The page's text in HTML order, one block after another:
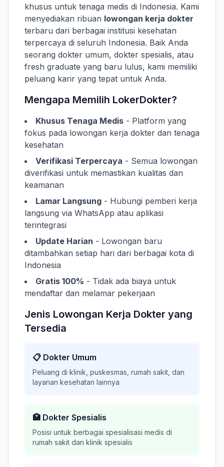
khusus untuk tenaga medis di Indonesia. Kami
menyediakan ribuan lowongan kerja dokter
terbaru dari berbagai institusi kesehatan
terpercaya di seluruh Indonesia. Baik Anda
seorang dokter umum, dokter spesialis, atau
fresh graduate yang baru lulus, kami memiliki
peluang karir yang tepat untuk Anda.
Mengapa Memilih LokerDokter?
Khusus Tenaga Medis - Platform yang
fokus pada lowongan kerja dokter dan tenaga
kesehatan
Verifikasi Terpercaya - Semua lowongan
diverifikasi untuk memastikan kualitas dan
keamanan
Lamar Langsung - Hubungi pemberi kerja
langsung via WhatsApp atau aplikasi
terintegrasi
Update Harian - Lowongan baru
ditambahkan setiap hari dari berbagai kota di
Indonesia
Gratis 100% - Tidak ada biaya untuk
mendaftar dan melamar pekerjaan
Jenis Lowongan Kerja Dokter yang
Tersedia
📋 Dokter Umum
Peluang di klinik, puskesmas, rumah sakit, dan
layanan kesehatan lainnya
🏥 Dokter Spesialis
Posisi untuk berbagai spesialisasi medis di
rumah sakit dan klinik spesialis